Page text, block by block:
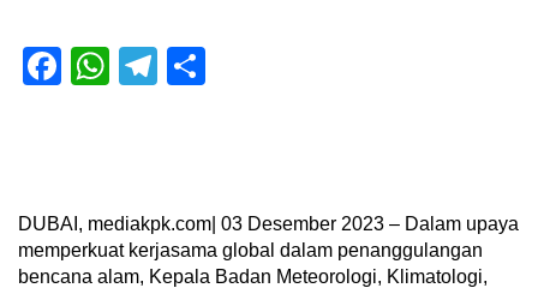
Facebook
WhatsApp
Telegram
DUBAI, mediakpk.com| 03 Desember 2023 – Dalam upaya
memperkuat kerjasama global dalam penanggulangan
bencana alam, Kepala Badan Meteorologi, Klimatologi,